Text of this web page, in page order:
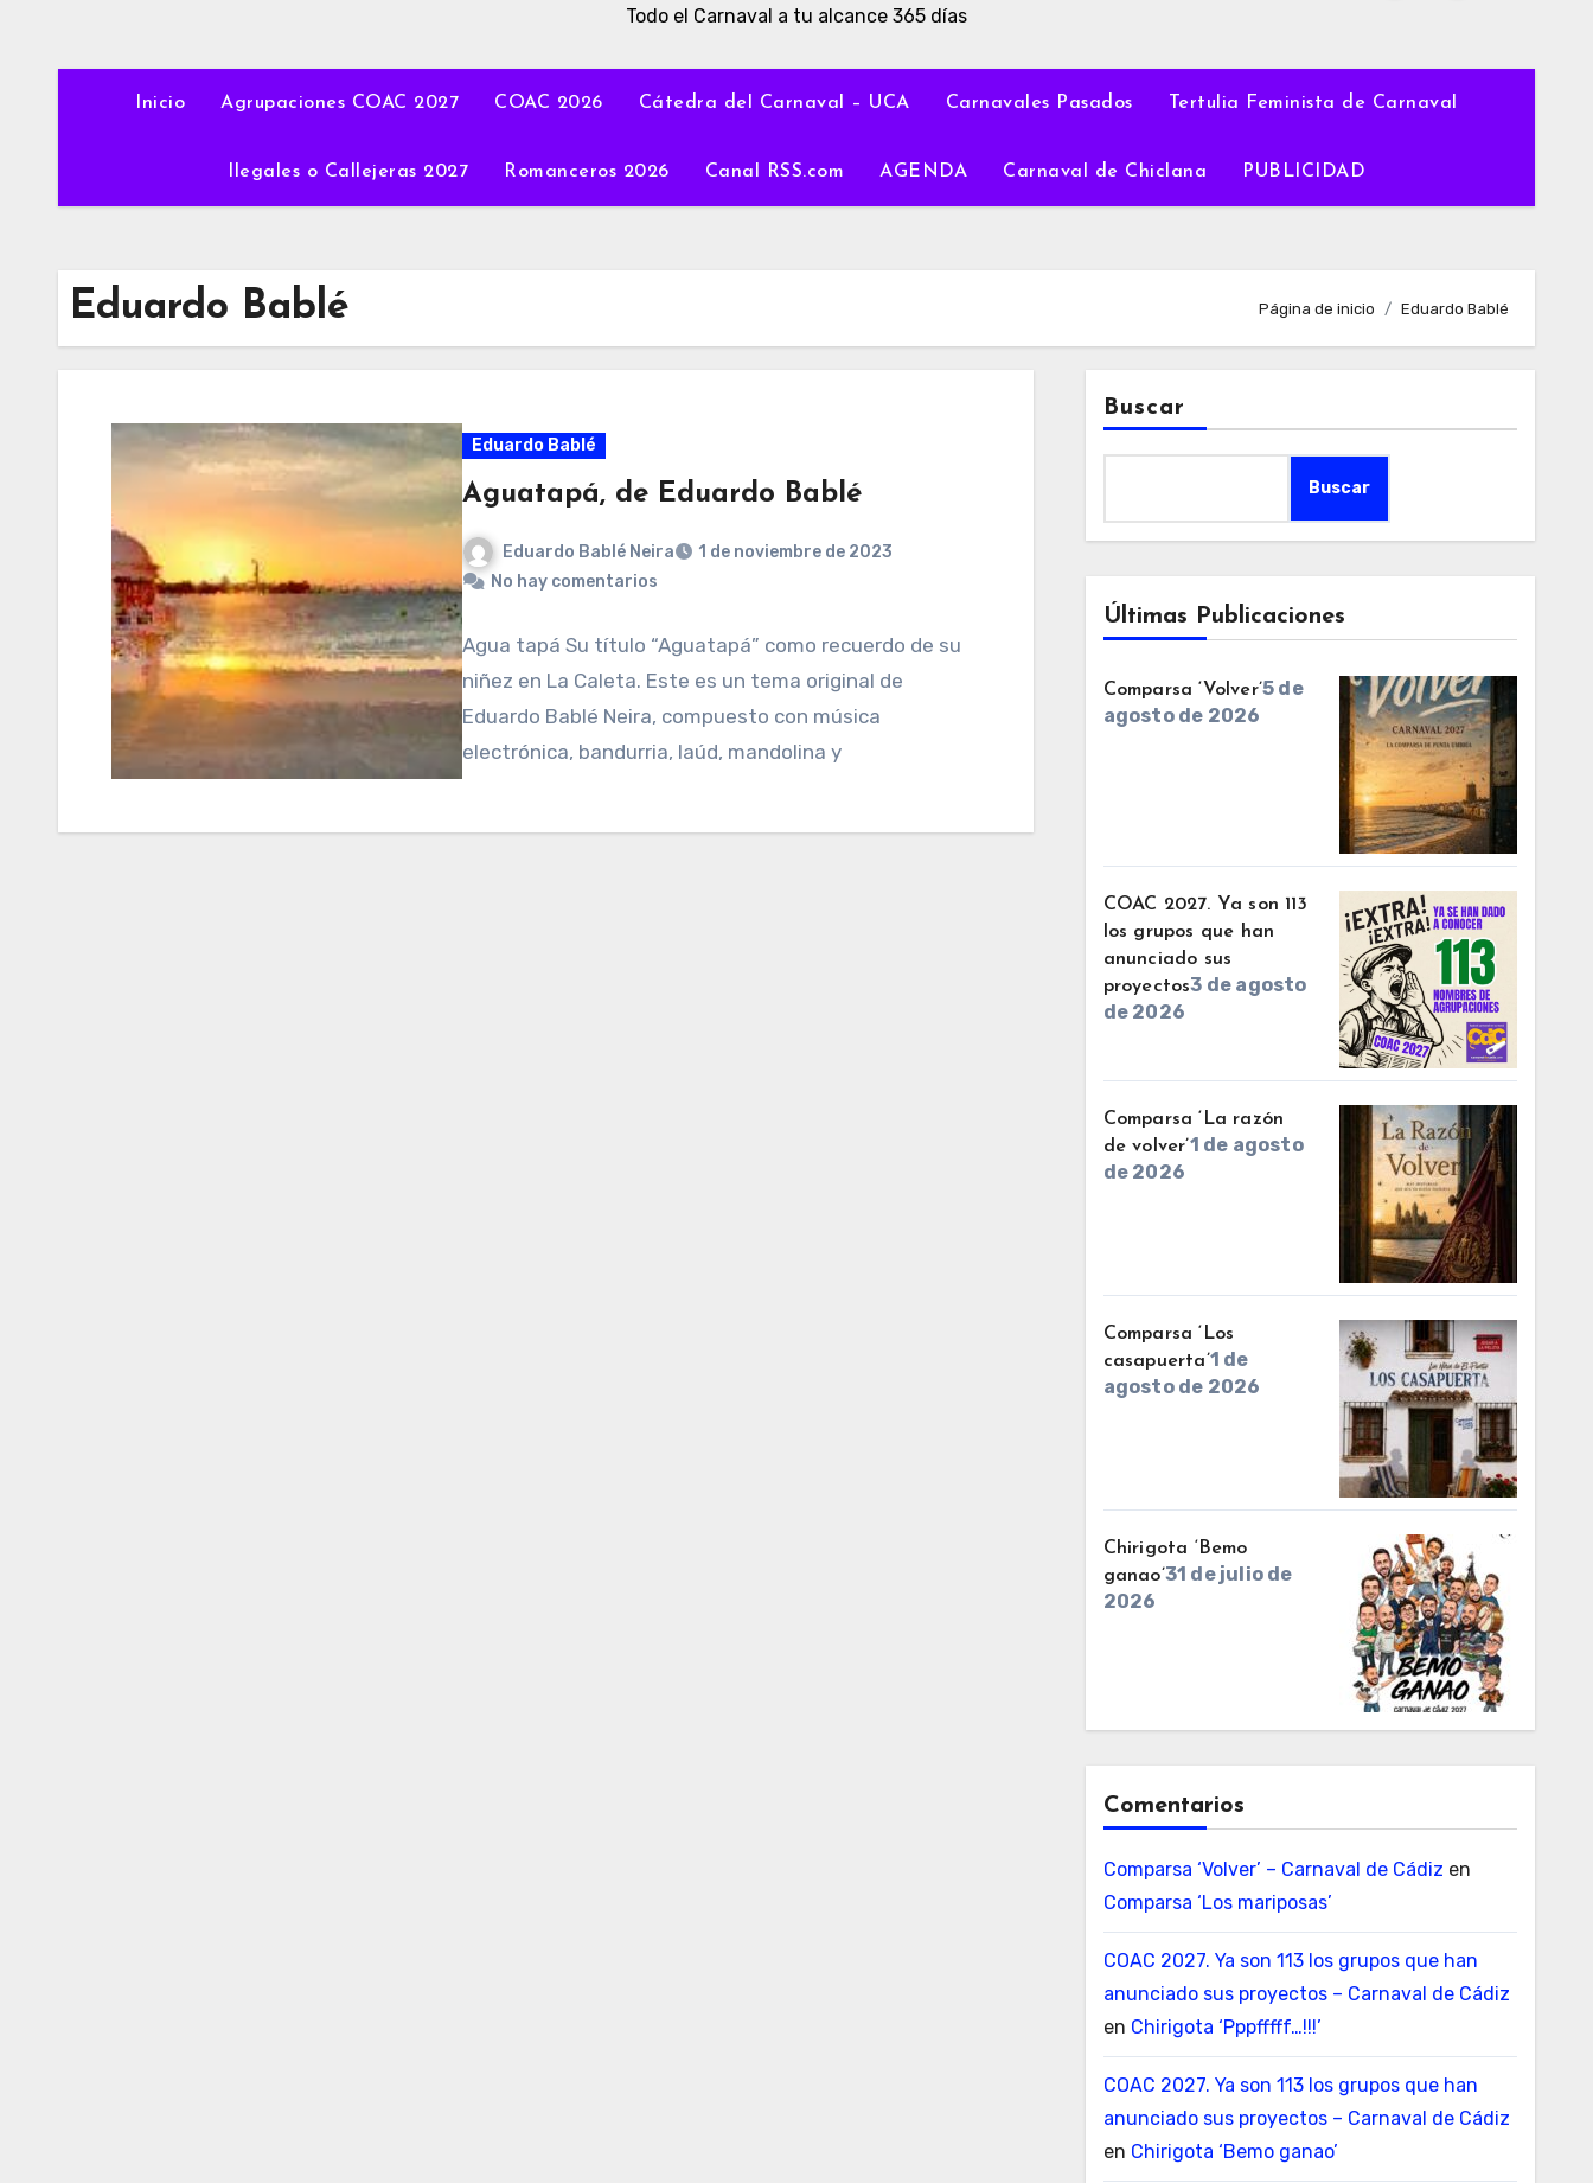
Todo el Carnaval a tu alcance 365 días
Inicio Agrupaciones COAC 2027 COAC 2026 Cátedra del Carnaval – UCA Carnavales Pasados Tertulia Feminista de Carnaval
Ilegales o Callejeras 2027 Romanceros 2026 Canal RSS.com AGENDA Carnaval de Chiclana PUBLICIDAD
Eduardo Bablé Página de inicio Eduardo Bablé
Eduardo Bablé
Aguatapá, de Eduardo Bablé
Eduardo Bablé Neira
1 de noviembre de 2023
No hay comentarios
Agua tapá Su título “Aguatapá” como recuerdo de su
niñez en La Caleta. Este es un tema original de
Eduardo Bablé Neira, compuesto con música
electrónica, bandurria, laúd, mandolina y
Buscar
Buscar
Últimas Publicaciones
Comparsa ‘Volver’5 de
agosto de 2026
COAC 2027. Ya son 113
los grupos que han
anunciado sus
proyectos3 de agosto
de 2026
Comparsa ‘La razón
de volver’1 de agosto
de 2026
Comparsa ‘Los
casapuerta’1 de
agosto de 2026
Chirigota ‘Bemo
ganao’31 de julio de
2026
Comentarios
Comparsa ‘Volver’ – Carnaval de Cádiz en
Comparsa ‘Los mariposas’
COAC 2027. Ya son 113 los grupos que han
anunciado sus proyectos – Carnaval de Cádiz
en Chirigota ‘Pppfffff…!!!’
COAC 2027. Ya son 113 los grupos que han
anunciado sus proyectos – Carnaval de Cádiz
en Chirigota ‘Bemo ganao’